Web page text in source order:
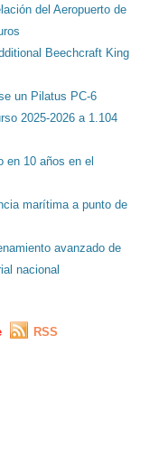
del Aeropuerto de
Beechcraft King
un Pilatus PC-6
2025-2026 a 1.104
en 10 años en el
marítima a punto de
avanzado de
nacional
RSS